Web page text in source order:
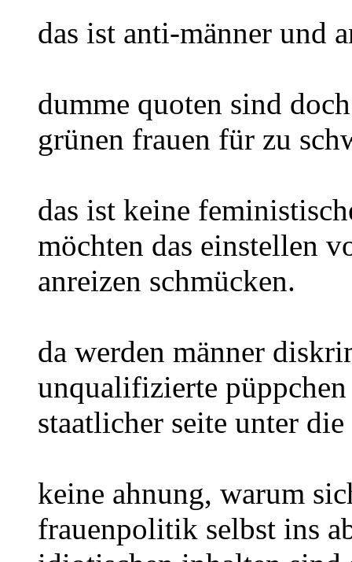
das ist anti-männer und
dumme quoten sind
grünen frauen für zu
das ist keine
möchten das einstellen
anreizen schmücken.
da werden männer
unqualifizierte
staatlicher seite unter
keine ahnung, warum
frauenpolitik selbst ins